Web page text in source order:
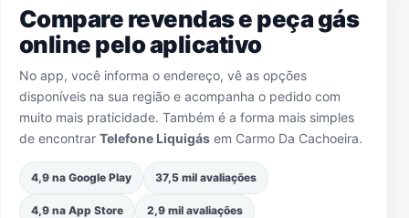
Compare revendas e peça gás
online pelo aplicativo
No app, você informa o endereço, vê as opções
disponíveis na sua região e acompanha o pedido com
muito mais praticidade. Também é a forma mais simples
de encontrar Telefone Liquigás em Carmo Da Cachoeira.
4,9 na Google Play 37,5 mil avaliações
4,9 na App Store 2,9 mil avaliações